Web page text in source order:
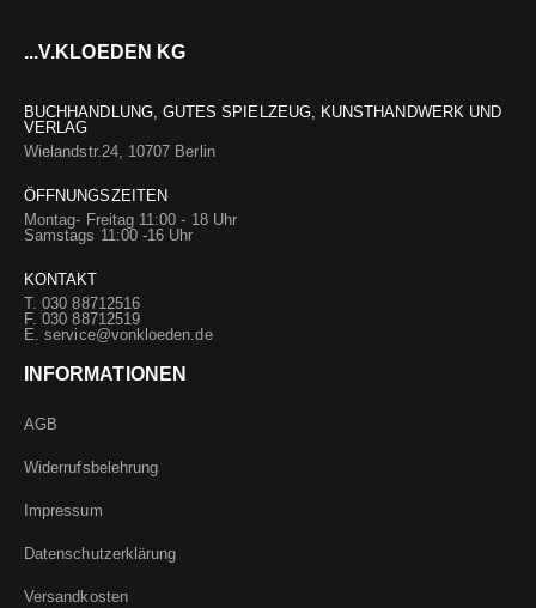
...V.KLOEDEN KG
BUCHHANDLUNG, GUTES SPIELZEUG, KUNSTHANDWERK UND
VERLAG
Wielandstr.24, 10707 Berlin
ÖFFNUNGSZEITEN
Montag- Freitag 11:00 - 18 Uhr
Samstags 11:00 -16 Uhr
KONTAKT
T. 030 88712516
F. 030 88712519
E.service@vonkloeden.de
INFORMATIONEN
AGB
Widerrufsbelehrung
Impressum
Datenschutzerklärung
Versandkosten